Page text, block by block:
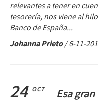
relevantes a tener en
tesorería, nos viene al
Banco de España...
Johanna Prieto/6-11-
24 OCT Esa